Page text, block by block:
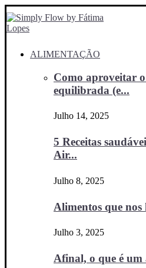
ALIMENTAÇÃO
Como aproveitar
equilibrada (e...
Julho 14, 2025
5 Receitas
Air...
Julho 8, 2025
Alimentos que
Julho 3, 2025
Afinal, o que é um